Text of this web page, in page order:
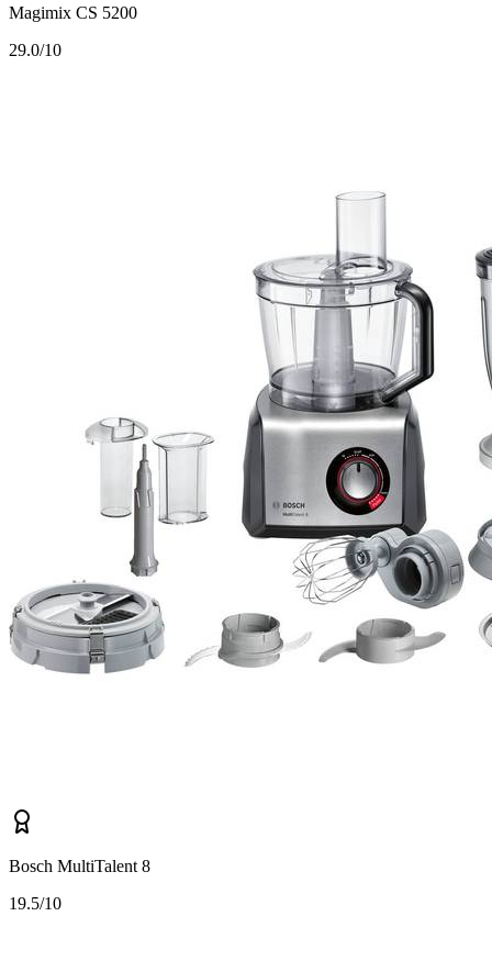
Magimix CS 5200
29.0/10
Bosch MultiTalent 8
19.5/10